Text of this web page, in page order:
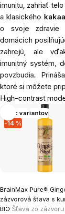
imunitu, zahriať
a klasického kakaa
o svoje zdravie
domácich
zahrejú, ale
imunitný systém,
povzbudia.
ktoré si môžete
High-contrast
-14 %
Viac variantov
BrainMax Pure®
zázvorová šťava s
BIO Šťava zo zázvoru